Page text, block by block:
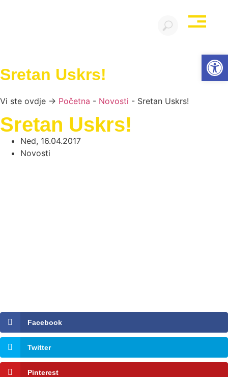
Sretan Uskrs!
Vi ste ovdje → Početna - Novosti - Sretan Uskrs!
Sretan Uskrs!
Ned, 16.04.2017
Novosti
Facebook
Twitter
Pinterest